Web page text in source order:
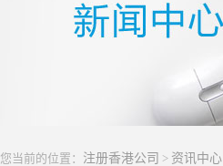
您当前的位置： 注册香港公司 > 资讯中心